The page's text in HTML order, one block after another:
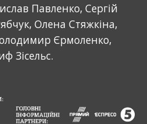
Павленко, Сергій
Олена Стяжкіна,
Єрмоленко,
Зісельс.